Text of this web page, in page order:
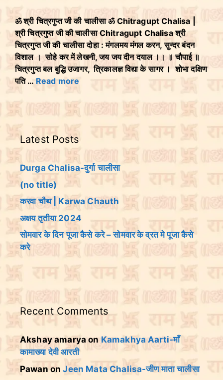
ॐ श्री चित्रगुप्त जी की चालीसा ॐ Chitragupt Chalisa |
श्री चित्रगुप्त जी की चालीसा Chitragupt Chalisa श्री
चित्रगुप्त जी की चालीसा दोहा : मंगलमय मंगल करन, सुन्दर बंदन
विशाल । सोहे कर में लेखनी, जय जय दीन दयाल ।। ॥ चौपाई ॥
चित्रगुप्त बल बुद्धि उजागर, त्रिकालज्ञ विद्या के सागर । शोभा दक्षिण
पति … Read more
Latest Posts
Durga Chalisa-दुर्गा चालीसा
(no title)
करवा चौथ | Karwa Chauth
अक्षय तृतीया 2024
सोमवार के दिन पूजा कैसे करे – सोमवार के व्रत मे पूजा कैसे
करे
Recent Comments
Akshay amarya on Kamakhya Aarti-माँ
कामाख्या देवी आरती
Pawan onJeen Mata Chalisa-जीण माता चालीसा